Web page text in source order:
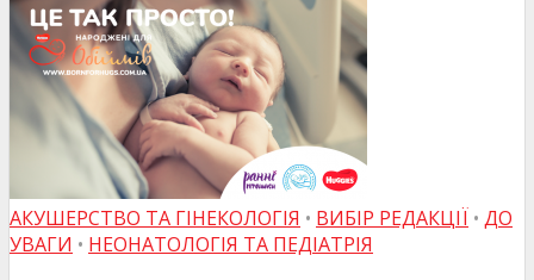
АКУШЕРСТВО ТА ГІНЕКОЛОГІЯ • ВИБІР РЕДАКЦІЇ • ДО
УВАГИ • НЕОНАТОЛОГІЯ ТА ПЕДІАТРІЯ